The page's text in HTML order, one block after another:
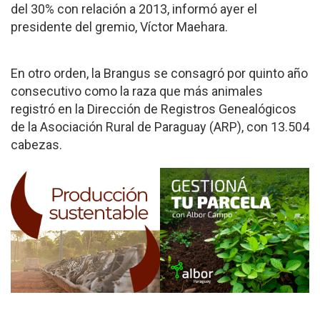
del 30% con relación a 2013, informó ayer el
presidente del gremio, Víctor Maehara.
En otro orden, la Brangus se consagró por quinto año
consecutivo como la raza que más animales
registró en la Dirección de Registros Genealógicos
de la Asociación Rural de Paraguay (ARP), con 13.504
cabezas.